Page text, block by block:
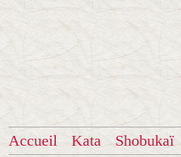
Accueil Kata Shobukaï